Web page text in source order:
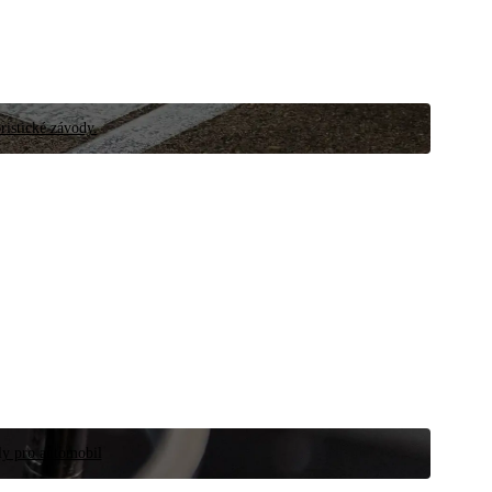
závody.
pro automobil